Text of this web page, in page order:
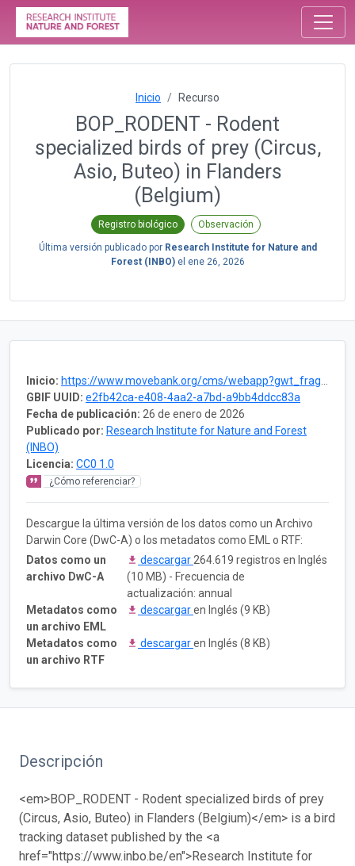
Inicio Recurso
BOP_RODENT - Rodent
specialized birds of prey (Circus,
Asio, Buteo) in Flanders
(Belgium)
Registro biológico Observación
Última versión publicado por Research Institute for Nature and
Forest (INBO)el ene 26, 2026
Inicio: https://www.movebank.org/cms/webapp?gwt_fragment=page=studies,path=study1278021460
GBIF UUID: e2fb42ca-e408-4aa2-a7bd-a9bb4ddcc83a
Fecha de publicación: 26 de enero de 2026
Publicado por: Research Institute for Nature and Forest
(INBO)
Licencia: CC0 1.0
¿Cómo referenciar?
Descargue la última versión de los datos como un Archivo
Darwin Core (DwC-A) o los metadatos como EML o RTF:
Datos como un
archivo DwC-A
descargar 264.619 registros en Inglés
(10 MB) - Frecuencia de
actualización: annual
Metadatos como
un archivo EML
descargaren Inglés (9 KB)
Metadatos como
un archivo RTF
descargaren Inglés (8 KB)
Descripción
<em>BOP_RODENT - Rodent specialized birds of prey
(Circus, Asio, Buteo) in Flanders (Belgium)</em> is a bird
tracking dataset published by the <a
href="https://www.inbo.be/en">Research Institute for